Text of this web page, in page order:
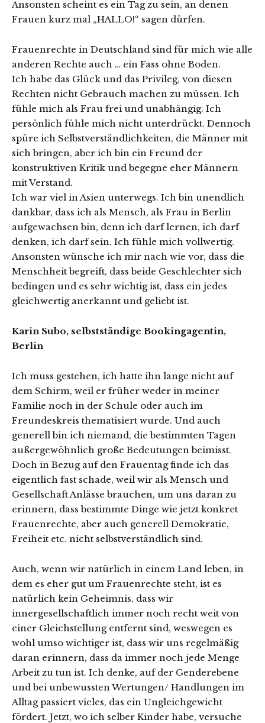
Ansonsten scheint es ein Tag zu sein, an denen
Frauen kurz mal „HALLO!“ sagen dürfen.
Frauenrechte in Deutschland sind für mich wie alle
anderen Rechte auch … ein Fass ohne Boden.
Ich habe das Glück und das Privileg, von diesen
Rechten nicht Gebrauch machen zu müssen. Ich
fühle mich als Frau frei und unabhängig. Ich
persönlich fühle mich nicht unterdrückt. Dennoch
spüre ich Selbstverständlichkeiten, die Männer mit
sich bringen, aber ich bin ein Freund der
konstruktiven Kritik und begegne eher Männern
mit Verstand.
Ich war viel in Asien unterwegs. Ich bin unendlich
dankbar, dass ich als Mensch, als Frau in Berlin
aufgewachsen bin, denn ich darf lernen, ich darf
denken, ich darf sein. Ich fühle mich vollwertig.
Ansonsten wünsche ich mir nach wie vor, dass die
Menschheit begreift, dass beide Geschlechter sich
bedingen und es sehr wichtig ist, dass ein jedes
gleichwertig anerkannt und geliebt ist.
Karin Subo, selbstständige Bookingagentin,
Berlin
Ich muss gestehen, ich hatte ihn lange nicht auf
dem Schirm, weil er früher weder in meiner
Familie noch in der Schule oder auch im
Freundeskreis thematisiert wurde. Und auch
generell bin ich niemand, die bestimmten Tagen
außergewöhnlich große Bedeutungen beimisst.
Doch in Bezug auf den Frauentag finde ich das
eigentlich fast schade, weil wir als Mensch und
Gesellschaft Anlässe brauchen, um uns daran zu
erinnern, dass bestimmte Dinge wie jetzt konkret
Frauenrechte, aber auch generell Demokratie,
Freiheit etc. nicht selbstverständlich sind.
Auch, wenn wir natürlich in einem Land leben, in
dem es eher gut um Frauenrechte steht, ist es
natürlich kein Geheimnis, dass wir
innergesellschaftlich immer noch recht weit von
einer Gleichstellung entfernt sind, weswegen es
wohl umso wichtiger ist, dass wir uns regelmäßig
daran erinnern, dass da immer noch jede Menge
Arbeit zu tun ist. Ich denke, auf der Genderebene
und bei unbewussten Wertungen/ Handlungen im
Alltag passiert vieles, das ein Ungleichgewicht
fördert. Jetzt, wo ich selber Kinder habe, versuche